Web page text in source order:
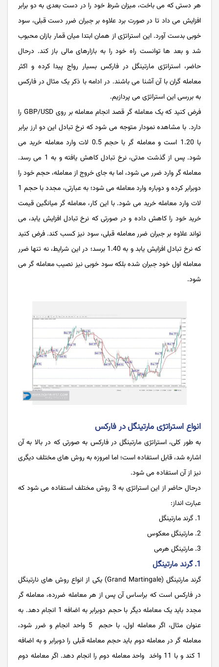
هر دستی که می باخت، میزان شرط خود را در دست بعدی به دو برابر
افزایش می داد تا در صورت برد علاوه بر جبران ضرر دست قبلی، سود
خوبی بدست آورد. این استراتژی از همان ابتدا میان قمار بازان محبوب
شد و بعد ها توانست راه خود را به بازارهای مالی باز کند. درحال
حاضر، استراتژی مارتینگل در فارکس بسیار رواج پیدا کرده و اکثر
معامله گران با آن آشنا می باشند. در ادامه با ذکر یک مثال در فارکس
به بررسی این استراتژی می پردازیم.
فرض کنید که یک معامله گر قصد انجام معامله بر روی GBP/USD را
دارد. با مشاهده نمودار متوجه می شود که نرخ تبادل این دو ارز برابر
با 1.20 است و معامله گر با حجم 0.5 لات وارد معامله خرید می
شود. پس از گذشت مدتی، نرخ تبادل کاهش یافته و به 1 می رسد.
معامله گر وارد ضرر می شود، اما به جای خروج از معامله، حجم خود را
دوبرابر کرده و دوباره وارد معامله می شود؛ به عبارتی، مجدد با حجم 1
لات وارد معامله خرید می شود. با این کار، معامله گر میانگین قیمت
خرید خود را کاهش داده و در صورتی که نرخ تبادل افزایش یابد، می
تواند علاوه بر جبران ضرر معامله قبلی، سود نیز کسب کند. فرض کنید
که نرخ تبادل افزایش یابد و به 1.40 برسد؛ در این شرایط، نه تنها ضرر
معامله اول خود جبران شده بلکه سود خوبی نیز نصیب معامله گر می
شود.
انواع استراتژی مارتینگل در فارکس
به طور کلی، استراتژی مارتینگل در فارکس به صورتی که در بالا به آن
اشاره شد، قابل استفاده است؛ اما امروزه به روش های مختلف دیگری
نیز از آن استفاده می شود.
درحال حاضر از این استراتژی به 3 روش مختلف استفاده می شود که
عبارت انداز:
گرند مارتینگل
مارتینگل معکوس
مارتینگل هرمی
1. گرند مارتینگل
گرند مارتینگل (Grand Martingale) یکی از انواع روش های نارتینگل
در فارکس است که براساس آن پس از هر معامله ضررده، معامله گر
مجدد باید یک معامله دیگر با حجم دوبرابر به اضافه 1 انجام دهد. به
عنوان مثال، اگر معامله اول، با حجم 5 واحد انجام و ضرر شود،
معامله گر در معامله دوم باید حجم معامله قبلی را دوبرابر و به اضافه
1 کند و با 11 واخد واحد معامله دوم را انجام دهد. اگر معامله دوم